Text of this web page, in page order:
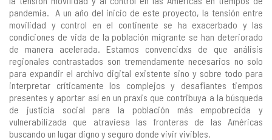
pandemia. A un año del inicio de este proyecto, la tensión entre
movilidad y control en el continente se ha exacerbado y las
condiciones de vida de la población migrante se han deteriorado
de manera acelerada. Estamos convencidxs de que análisis
regionales contrastados son tremendamente necesarios no solo
para expandir el archivo digital existente sino y sobre todo para
interpretar críticamente los complejos y desafiantes tiempos
presentes y aportar así en un praxis que contribuya a la búsqueda
de justicia social para la población más empobrecida y
vulnerabilizada que atraviesa las fronteras de las Américas
buscando un lugar digno y seguro donde vivir vivibles.